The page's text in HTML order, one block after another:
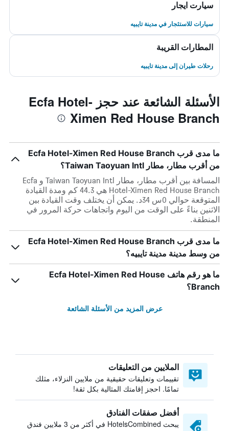
سيارت ايجار
سيارات للاستئجار في مدينة تايبيه
المطارات القريبة
رحلات طيران إلى مدينة تايبيه
الأسئلة الشائعة عند حجز Ecfa Hotel-
Ximen Red House Branch
ما مدى قرب Ecfa Hotel-Ximen Red House Branch
من أقرب مطار، مطار Taiwan Taoyuan Intl؟
المسافة بين أقرب مطار، مطار Taiwan Taoyuan Intl و Ecfa
Hotel-Ximen Red House Branch هي 44.3 كم ومدة القيادة
المتوقعة حوالي 0س 34د. يمكن أن يختلف وقت القيادة بين
الاثنين بناءً على الوقت من اليوم واتجاهات حركة المرور في
المنطقة.
ما مدى قرب Ecfa Hotel-Ximen Red House Branch
من وسط مدينة مدينة تايبيه؟
ما هو رقم هاتف Ecfa Hotel-Ximen Red House
Branch؟
عرض المزيد من الأسئلة الشائعة
الملايين من التعليقات
تقييمات وتعليقات حقيقية من ملايين النزلاء، مثلك
تمامًا. احجز إقامتك المثالية بكل ثقة!
أفضل صفقات الفنادق
يبحث HotelsCombined في أكثر من 3 ملايين فندق